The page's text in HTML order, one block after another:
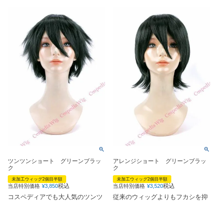
ツンツンショート グリーンブラッ
ク
未加工ウィッグ2個目半額
当店特別価格 ¥3,850税込
コスペディアでも大人気のツンツ
アレンジショート グリーンブラッ
ク
未加工ウィッグ2個目半額
当店特別価格 ¥3,520税込
従来のウィッグよりもフカシを抑